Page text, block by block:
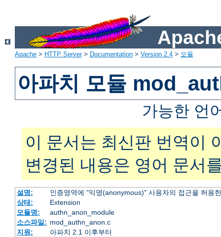
Apache > HTTP Server> Documentation > Version 2.4 > 모듈
아파치 모듈
가능한 언
이 문서는 최신판 번역이
변경된 내용은 영어 문서
설명:
인증영역에 "익명(anonymous)" 사용자의 접근을 허용
상태:
Extension
모듈명:
authn_anon_module
소스파일: mod_authn_anon.c
지원:
아파치 2.1 이후부터